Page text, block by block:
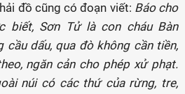
đồ cũng có đoạn viết: Báo cho
biết, Sơn Tử là con cháu Bàn
cầu dấu, qua đò không cần tiền,
ngăn cản cho phép xử phạt.
núi có các thứ của rừng, tre,